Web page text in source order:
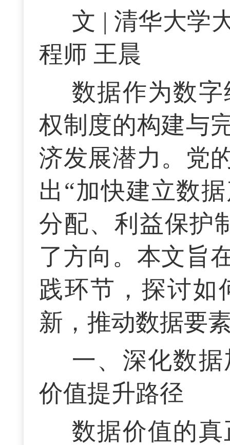
文 | 清华大学
程师 王晨
数据作为数
权制度的构建与
济发展潜力。党
出“加快建立数
分配、利益保护
了方向。本文旨
践环节，探讨如
新，推动数据要
一、深化数
价值提升路径
数据价值的